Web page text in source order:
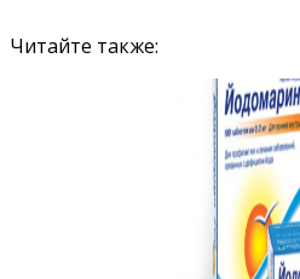
Читайте также: